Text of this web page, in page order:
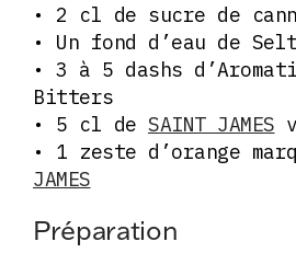
• 2 cl de sucre de
• Un fond d’eau de
• 3 à 5 dashs
Bitters
• 5 cl de SAINT JAMES
• 1 zeste d’orange
JAMES
Préparation